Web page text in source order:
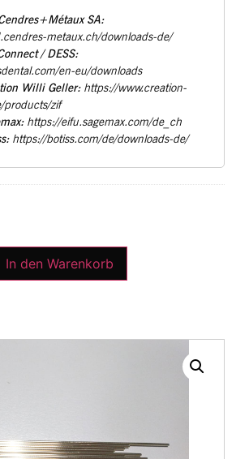
SA:
metaux.ch/downloads-de/
/ DESS:
en-eu/downloads
Willi Geller: https://www.creation-
products/zif
https://eifu.sagemax.com/de_ch
https://botiss.com/de/downloads-de/
In den Warenkorb